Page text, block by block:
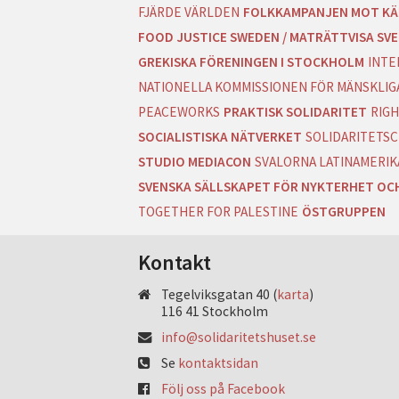
FJÄRDE VÄRLDEN FOLKKAMPANJEN MOT
FOOD JUSTICE SWEDEN / MATRÄTTVISA
GREKISKA FÖRENINGEN I STOCKHOLM
NATIONELLA KOMMISSIONEN FÖR
PEACEWORKS PRAKTISK SOLIDARITET
SOCIALISTISKA NÄTVERKET
STUDIO MEDIACON SVALORNA
SVENSKA SÄLLSKAPET FÖR NYKTERHET
TOGETHER FOR PALESTINE ÖSTGRUPPEN
Kontakt
Tegelviksgatan 40 (karta)
116 41 Stockholm
info@solidaritetshuset.se
Se kontaktsidan
Följ oss på Facebook